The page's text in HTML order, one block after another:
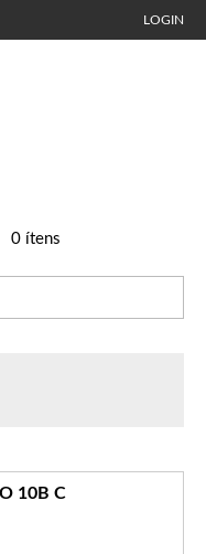
LOGIN
0ítens
10B C